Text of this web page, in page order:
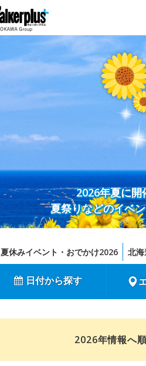
2026年夏に開
夏祭りなどのイベ
夏休みイベント・おでかけ2026 北
日付から探す
2026年情報へ